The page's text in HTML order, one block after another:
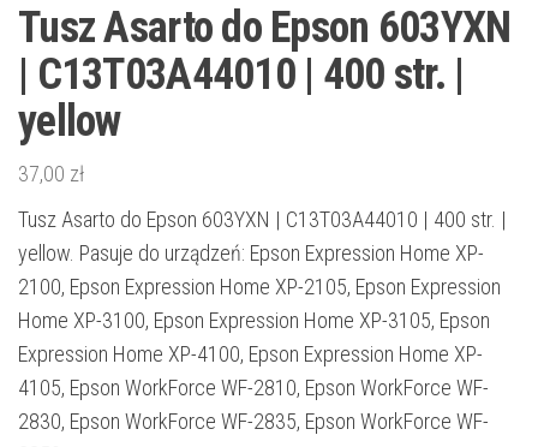
Tusz Asarto do Epson 603YXN
| C13T03A44010 | 400 str. |
yellow
37,00 zł
Tusz Asarto do Epson 603YXN | C13T03A44010 | 400 str. |
yellow. Pasuje do urządzeń: Epson Expression Home XP-
2100, Epson Expression Home XP-2105, Epson Expression
Home XP-3100, Epson Expression Home XP-3105, Epson
Expression Home XP-4100, Epson Expression Home XP-
4105, Epson WorkForce WF-2810, Epson WorkForce WF-
2830, Epson WorkForce WF-2835, Epson WorkForce WF-